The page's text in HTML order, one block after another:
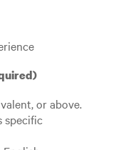
or above.
specific